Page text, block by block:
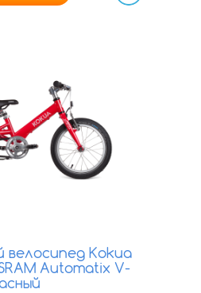
велосипед Kokua
Automatix V-